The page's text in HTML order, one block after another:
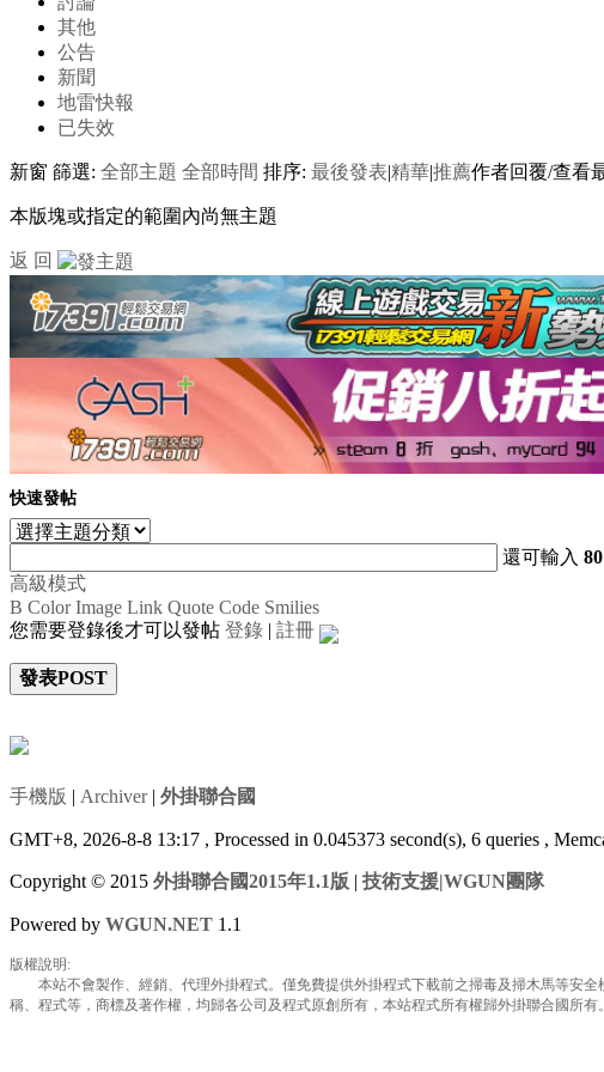
其他
公告
新聞
地雷快報
已失效
新窗 篩選: 全部主題 全部時間 排序: 最後發表|精華|推薦作者回覆/查看
本版塊或指定的範圍內尚無主題
返 回
快速發帖
還可輸入 80
高級模式
B Color Image Link Quote Code Smilies
您需要登錄後才可以發帖 登錄 | 註冊
發表POST
手機版 | Archiver| 外掛聯合國
GMT+8, 2026-8-8 13:17 , Processed in 0.045373 second(s), 6 queries ,
Copyright © 2015 外掛聯合國2015年1.1版 | 技術支援|WGUN團隊
Powered by WGUN.NET 1.1
版權說明:
本站不會製作、經銷、代理外掛程式。僅免費提供外掛程式下載前之掃毒及掃木馬等安全
稱、程式等，商標及著作權，均歸各公司及程式原創所有，本站程式所有權歸外掛聯合國所有